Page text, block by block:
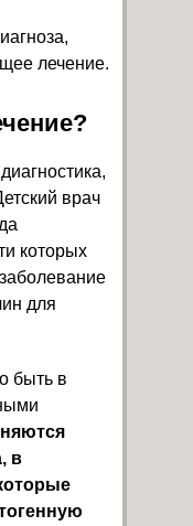
лечение.
врач
которых
для
быть в
в